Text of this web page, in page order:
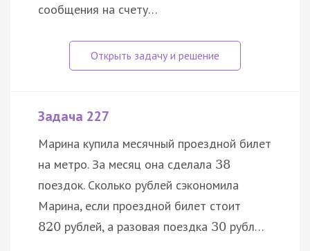
сообщения на счету…
Задача 227
Марина купила месячный проездной билет
на метро. За месяц она сделала 38
поездок. Сколько рублей сэкономила
Марина, если проездной билет стоит
820 рублей, а разовая поездка 30 рубл…